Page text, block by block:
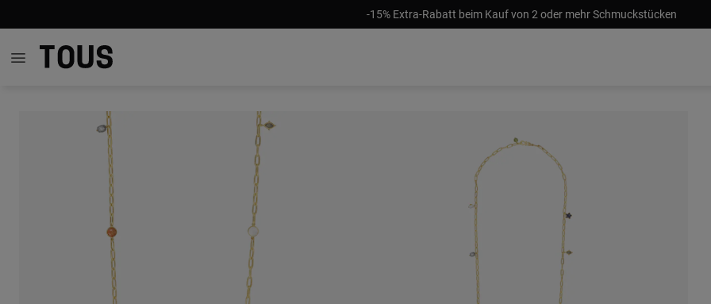
-15% Extra-Rabatt beim Kauf von 2 oder mehr Schmuckstücken